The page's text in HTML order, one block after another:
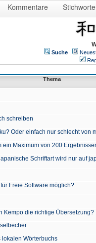
Kommentare Stichworte
Suche
Thema
schreiben
Oder einfach nur schlecht von
ein Maximum von 200
Schriftart wird nur auf
Freie Software möglich?
Kempo die richtige Übersetzung?
Wörterbuchs